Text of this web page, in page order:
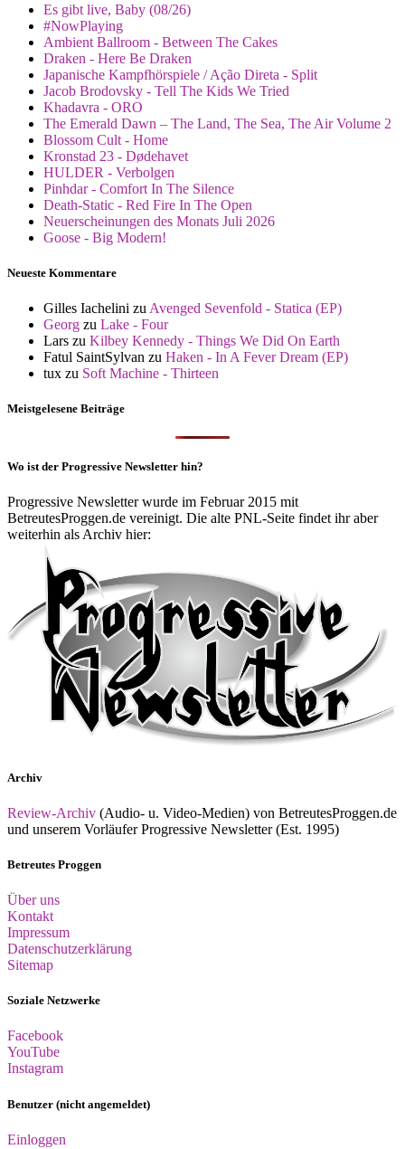
Es gibt live, Baby (08/26)
#NowPlaying
Ambient Ballroom - Between The Cakes
Draken - Here Be Draken
Japanische Kampfhörspiele / Ação Direta - Split
Jacob Brodovsky - Tell The Kids We Tried
Khadavra - ORO
The Emerald Dawn – The Land, The Sea, The Air Volume 2
Blossom Cult - Home
Kronstad 23 - Dødehavet
HULDER - Verbolgen
Pinhdar - Comfort In The Silence
Death-Static - Red Fire In The Open
Neuerscheinungen des Monats Juli 2026
Goose - Big Modern!
Neueste Kommentare
Gilles Iachelini zu Avenged Sevenfold - Statica (EP)
Georg zu Lake - Four
Lars zu Kilbey Kennedy - Things We Did On Earth
Fatul SaintSylvan zu Haken - In A Fever Dream (EP)
tux zu Soft Machine - Thirteen
Meistgelesene Beiträge
Wo ist der Progressive Newsletter hin?
Progressive Newsletter wurde im Februar 2015 mit
BetreutesProggen.de vereinigt. Die alte PNL-Seite findet ihr aber
weiterhin als Archiv hier:
Archiv
Review-Archiv (Audio- u. Video-Medien) von BetreutesProggen.de
und unserem Vorläufer Progressive Newsletter (Est. 1995)
Betreutes Proggen
Über uns
Kontakt
Impressum
Datenschutzerklärung
Sitemap
Soziale Netzwerke
Facebook
YouTube
Instagram
Benutzer (nicht angemeldet)
Einloggen